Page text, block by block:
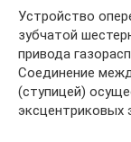
Устройство
зубчатой
привода
Соединение
(ступицей)
эксцентриковых